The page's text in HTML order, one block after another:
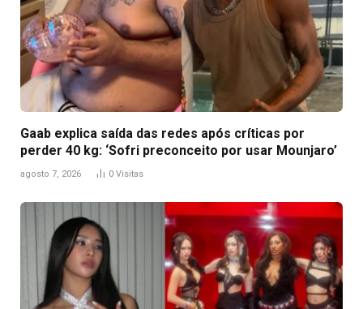
Gaab explica saída das redes após críticas por
perder 40 kg: ‘Sofri preconceito por usar Mounjaro’
agosto 7, 2026 0 Visitas